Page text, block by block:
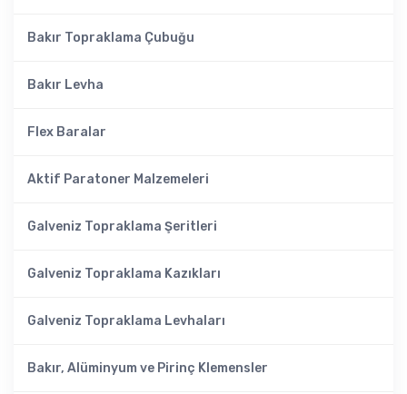
Bakır Topraklama Çubuğu
Bakır Levha
Flex Baralar
Aktif Paratoner Malzemeleri
Galveniz Topraklama Şeritleri
Galveniz Topraklama Kazıkları
Galveniz Topraklama Levhaları
Bakır, Alüminyum ve Pirinç Klemensler